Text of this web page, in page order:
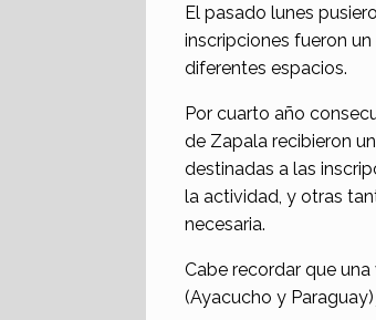
El pasado lunes
inscripciones fueron
diferentes espacios.
Por cuarto año
de Zapala recibieron
destinadas a las
la actividad, y otras
necesaria.
Cabe recordar que
(Ayacucho y